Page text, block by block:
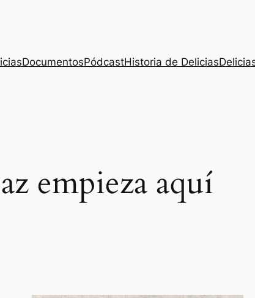
DocumentosPódcastHistoria de Delicias
empieza aquí